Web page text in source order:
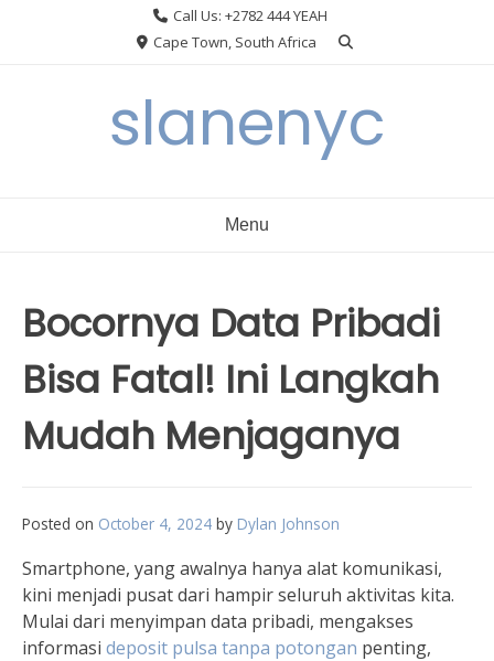
Call Us: +2782 444 YEAH
Cape Town, South Africa
slanenyc
Menu
Bocornya Data Pribadi
Bisa Fatal! Ini Langkah
Mudah Menjaganya
Posted on October 4, 2024 by Dylan Johnson
Smartphone, yang awalnya hanya alat komunikasi,
kini menjadi pusat dari hampir seluruh aktivitas kita.
Mulai dari menyimpan data pribadi, mengakses
informasi deposit pulsa tanpa potongan penting,